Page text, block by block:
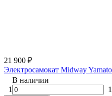
21 900 ₽
Электросамокат Midway
В наличии
1
1